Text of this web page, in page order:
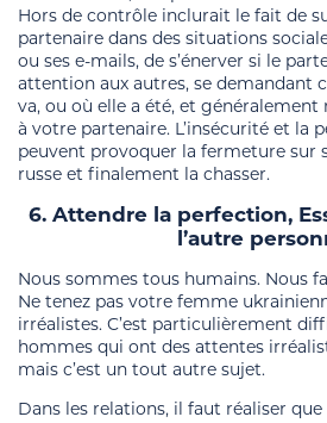
Hors de contrôle inclurait le fait de
partenaire dans des situations
ou ses e-mails, de s’énerver si le
attention aux autres, se demandant
va, ou où elle a été, et généralement
à votre partenaire. L’insécurité et la
peuvent provoquer la fermeture sur
russe et finalement la chasser.
6. Attendre la perfection,
l’autre
Nous sommes tous humains. Nous
Ne tenez pas votre femme
irréalistes. C’est particulièrement
hommes qui ont des attentes
mais c’est un tout autre sujet.
Dans les relations, il faut réaliser